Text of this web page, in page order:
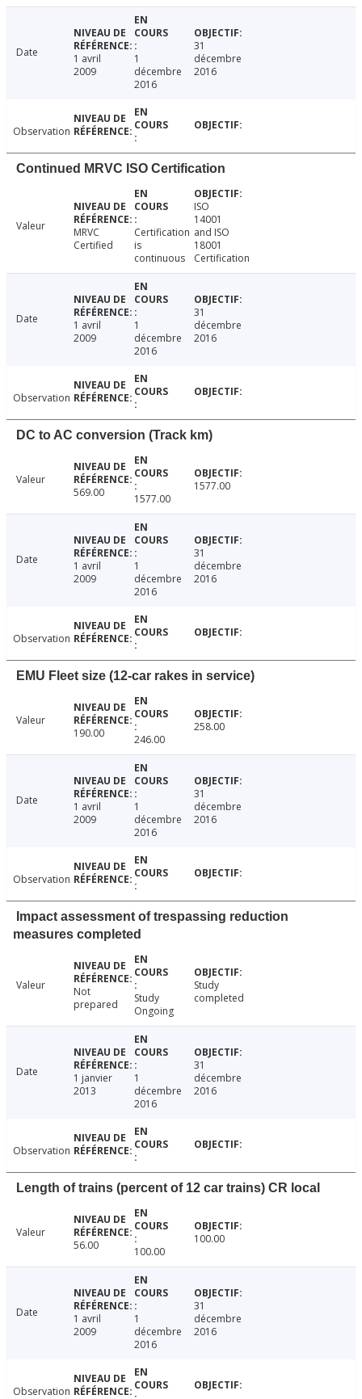
Date
1 avril
2009
1
décembre
2016
31
décembre
2016
Observation
Continued MRVC ISO Certification
Valeur
MRVC
Certified
Certification
is
continuous
ISO
14001
and ISO
18001
Certification
Date
1 avril
2009
1
décembre
2016
31
décembre
2016
Observation
DC to AC conversion (Track km)
Valeur
569.00
1577.00
1577.00
Date
1 avril
2009
1
décembre
2016
31
décembre
2016
Observation
EMU Fleet size (12-car rakes in service)
Valeur
190.00
246.00
258.00
Date
1 avril
2009
1
décembre
2016
31
décembre
2016
Observation
Impact assessment of trespassing reduction
measures completed
Valeur
Not
prepared
Study
Ongoing
Study
completed
Date
1 janvier
2013
1
décembre
2016
31
décembre
2016
Observation
Length of trains (percent of 12 car trains) CR local
Valeur
56.00
100.00
100.00
Date
1 avril
2009
1
décembre
2016
31
décembre
2016
Observation